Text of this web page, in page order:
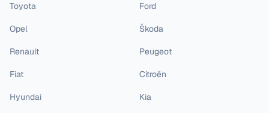
Toyota Ford
Opel Škoda
Renault Peugeot
Fiat Citroën
Hyundai Kia